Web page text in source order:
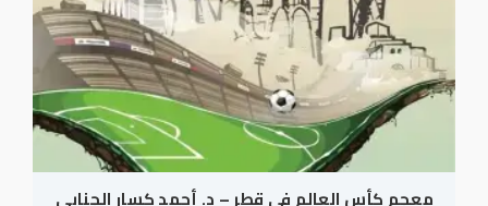
معجم كأس العالم في قطر – د. أحمد كسار الجنابي